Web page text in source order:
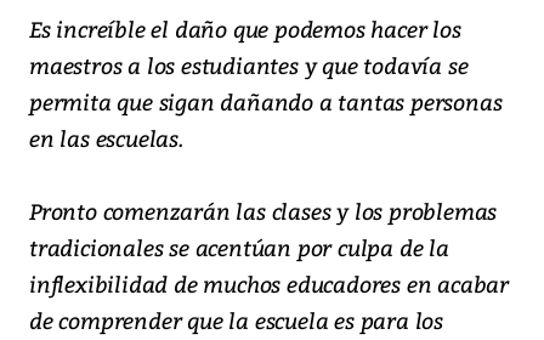
Es increíble el daño que podemos hacer los
maestros a los estudiantes y que todavía se
permita que sigan dañando a tantas personas
en las escuelas.
Pronto comenzarán las clases y los problemas
tradicionales se acentúan por culpa de la
inflexibilidad de muchos educadores en acabar
de comprender que la escuela es para los